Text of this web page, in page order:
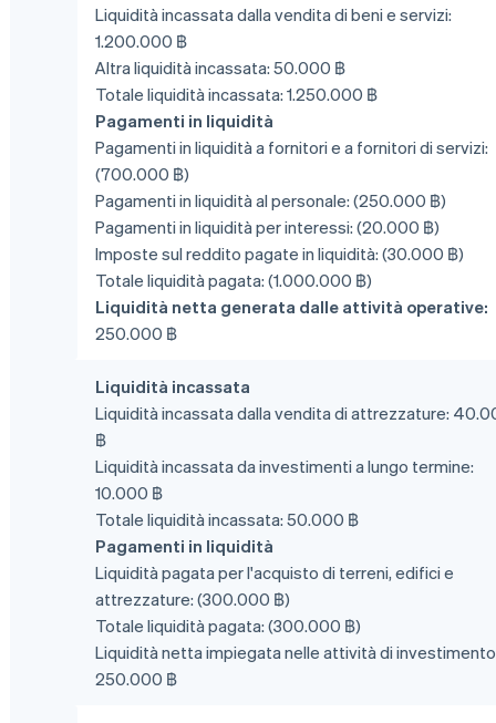
Liquidità incassata dalla vendita di beni e servizi:
1.200.000 ฿
Altra liquidità incassata: 50.000 ฿
Totale liquidità incassata: 1.250.000 ฿
Pagamenti in liquidità
Pagamenti in liquidità a fornitori e a fornitori di servizi:
(700.000 ฿)
Pagamenti in liquidità al personale: (250.000 ฿)
Pagamenti in liquidità per interessi: (20.000 ฿)
Imposte sul reddito pagate in liquidità: (30.000 ฿)
Totale liquidità pagata: (1.000.000 ฿)
Liquidità netta generata dalle attività operative:
250.000 ฿
Liquidità incassata
Liquidità incassata dalla vendita di attrezzature:
฿
Liquidità incassata da investimenti a lungo termine:
10.000 ฿
Totale liquidità incassata: 50.000 ฿
Pagamenti in liquidità
Liquidità pagata per l'acquisto di terreni, edifici e
attrezzature: (300.000 ฿)
Totale liquidità pagata: (300.000 ฿)
Liquidità netta impiegata nelle attività di
250.000 ฿